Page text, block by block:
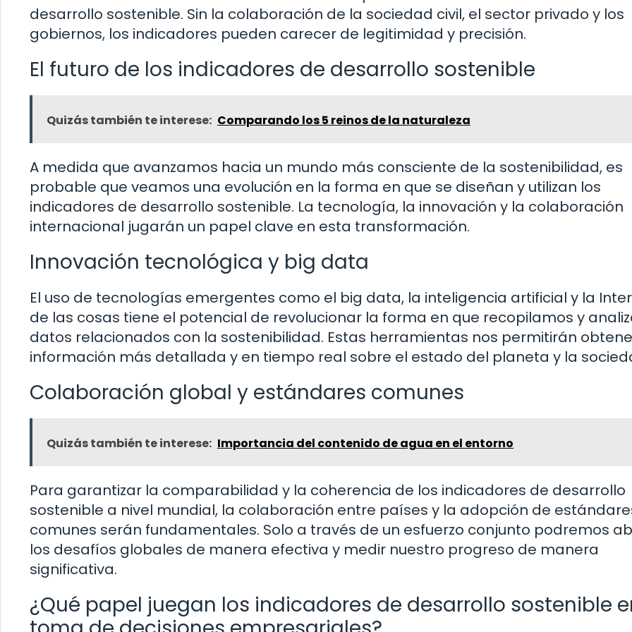
desarrollo sostenible. Sin la colaboración de la sociedad civil, el sector privado y los
gobiernos, los indicadores pueden carecer de legitimidad y precisión.
El futuro de los indicadores de desarrollo sostenible
Quizás también te interese: Comparando los 5 reinos de la naturaleza
A medida que avanzamos hacia un mundo más consciente de la sostenibilidad, es
probable que veamos una evolución en la forma en que se diseñan y utilizan los
indicadores de desarrollo sostenible. La tecnología, la innovación y la colaboración
internacional jugarán un papel clave en esta transformación.
Innovación tecnológica y big data
El uso de tecnologías emergentes como el big data, la inteligencia artificial y la
de las cosas tiene el potencial de revolucionar la forma en que recopilamos y
datos relacionados con la sostenibilidad. Estas herramientas nos permitirán
información más detallada y en tiempo real sobre el estado del planeta y la
Colaboración global y estándares comunes
Quizás también te interese: Importancia del contenido de agua en el entorno
Para garantizar la comparabilidad y la coherencia de los indicadores de desarrollo
sostenible a nivel mundial, la colaboración entre países y la adopción de
comunes serán fundamentales. Solo a través de un esfuerzo conjunto podremos
los desafíos globales de manera efectiva y medir nuestro progreso de manera
significativa.
¿Qué papel juegan los indicadores de desarrollo sostenible